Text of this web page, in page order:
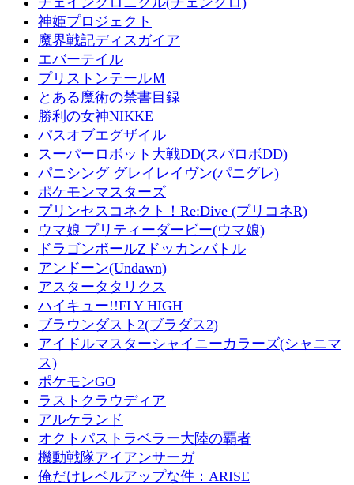
神姫プロジェクト
魔界戦記ディスガイア
エバーテイル
プリストンテールＭ
とある魔術の禁書目録
勝利の女神NIKKE
パスオブエグザイル
スーパーロボット大戦DD(スパロボDD)
パニシング グレイレイヴン(パニグレ)
ポケモンマスターズ
プリンセスコネクト！Re:Dive (プリコネR)
ウマ娘 プリティーダービー(ウマ娘)
ドラゴンボールZドッカンバトル
アンドーン(Undawn)
アスタータタリクス
ハイキュー!!FLY HIGH
ブラウンダスト2(ブラダス2)
アイドルマスターシャイニーカラーズ(シャニマ
ス)
ポケモンGO
ラストクラウディア
アルケランド
オクトパストラベラー大陸の覇者
機動戦隊アイアンサーガ
俺だけレベルアップな件：ARISE